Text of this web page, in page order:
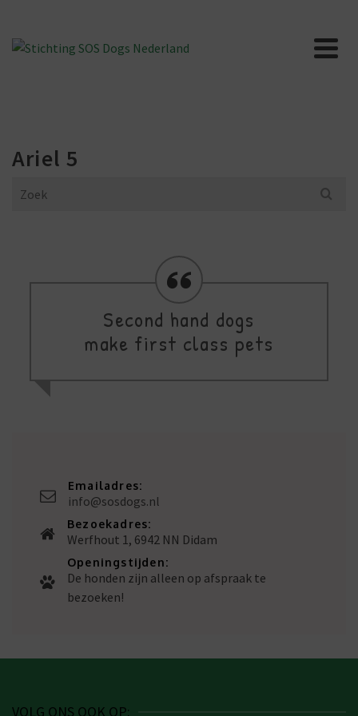
Ariel 5
Search
Second hand dogs
make first class pets
Emailadres:
info@sosdogs.nl
Bezoekadres:
Werfhout 1, 6942 NN Didam
Openingstijden:
De honden zijn alleen op afspraak te
bezoeken!
VOLG ONS OOK OP: